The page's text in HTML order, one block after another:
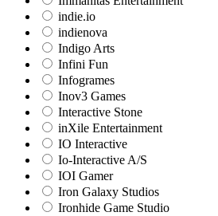
indie.io
indienova
Indigo Arts
Infini Fun
Infogrames
Inov3 Games
Interactive Stone
inXile Entertainment
IO Interactive
Io-Interactive A/S
IOI Gamer
Iron Galaxy Studios
Ironhide Game Studio